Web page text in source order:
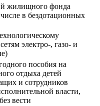
жилищного фонда
в бездотационных
электро-, газо- и
пособия на
отдыха детей
и сотрудников
власти,
вести